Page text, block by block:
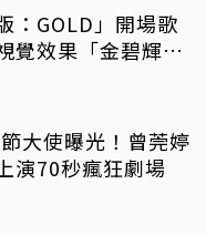
：GOLD」開場歌
覺效果「金碧輝
大使曝光！曾莞婷
演70秒瘋狂劇場